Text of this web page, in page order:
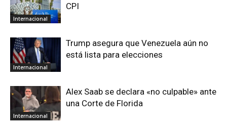
Internacional
CPI
Internacional
Trump asegura que Venezuela aún no
está lista para elecciones
Internacional
Alex Saab se declara «no culpable» ante
una Corte de Florida